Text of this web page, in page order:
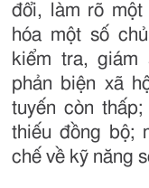
đổi, làm rõ một
hóa một số
kiểm tra, giám
phản biện xã
tuyến còn
thiếu đồng bộ;
chế về kỹ năng